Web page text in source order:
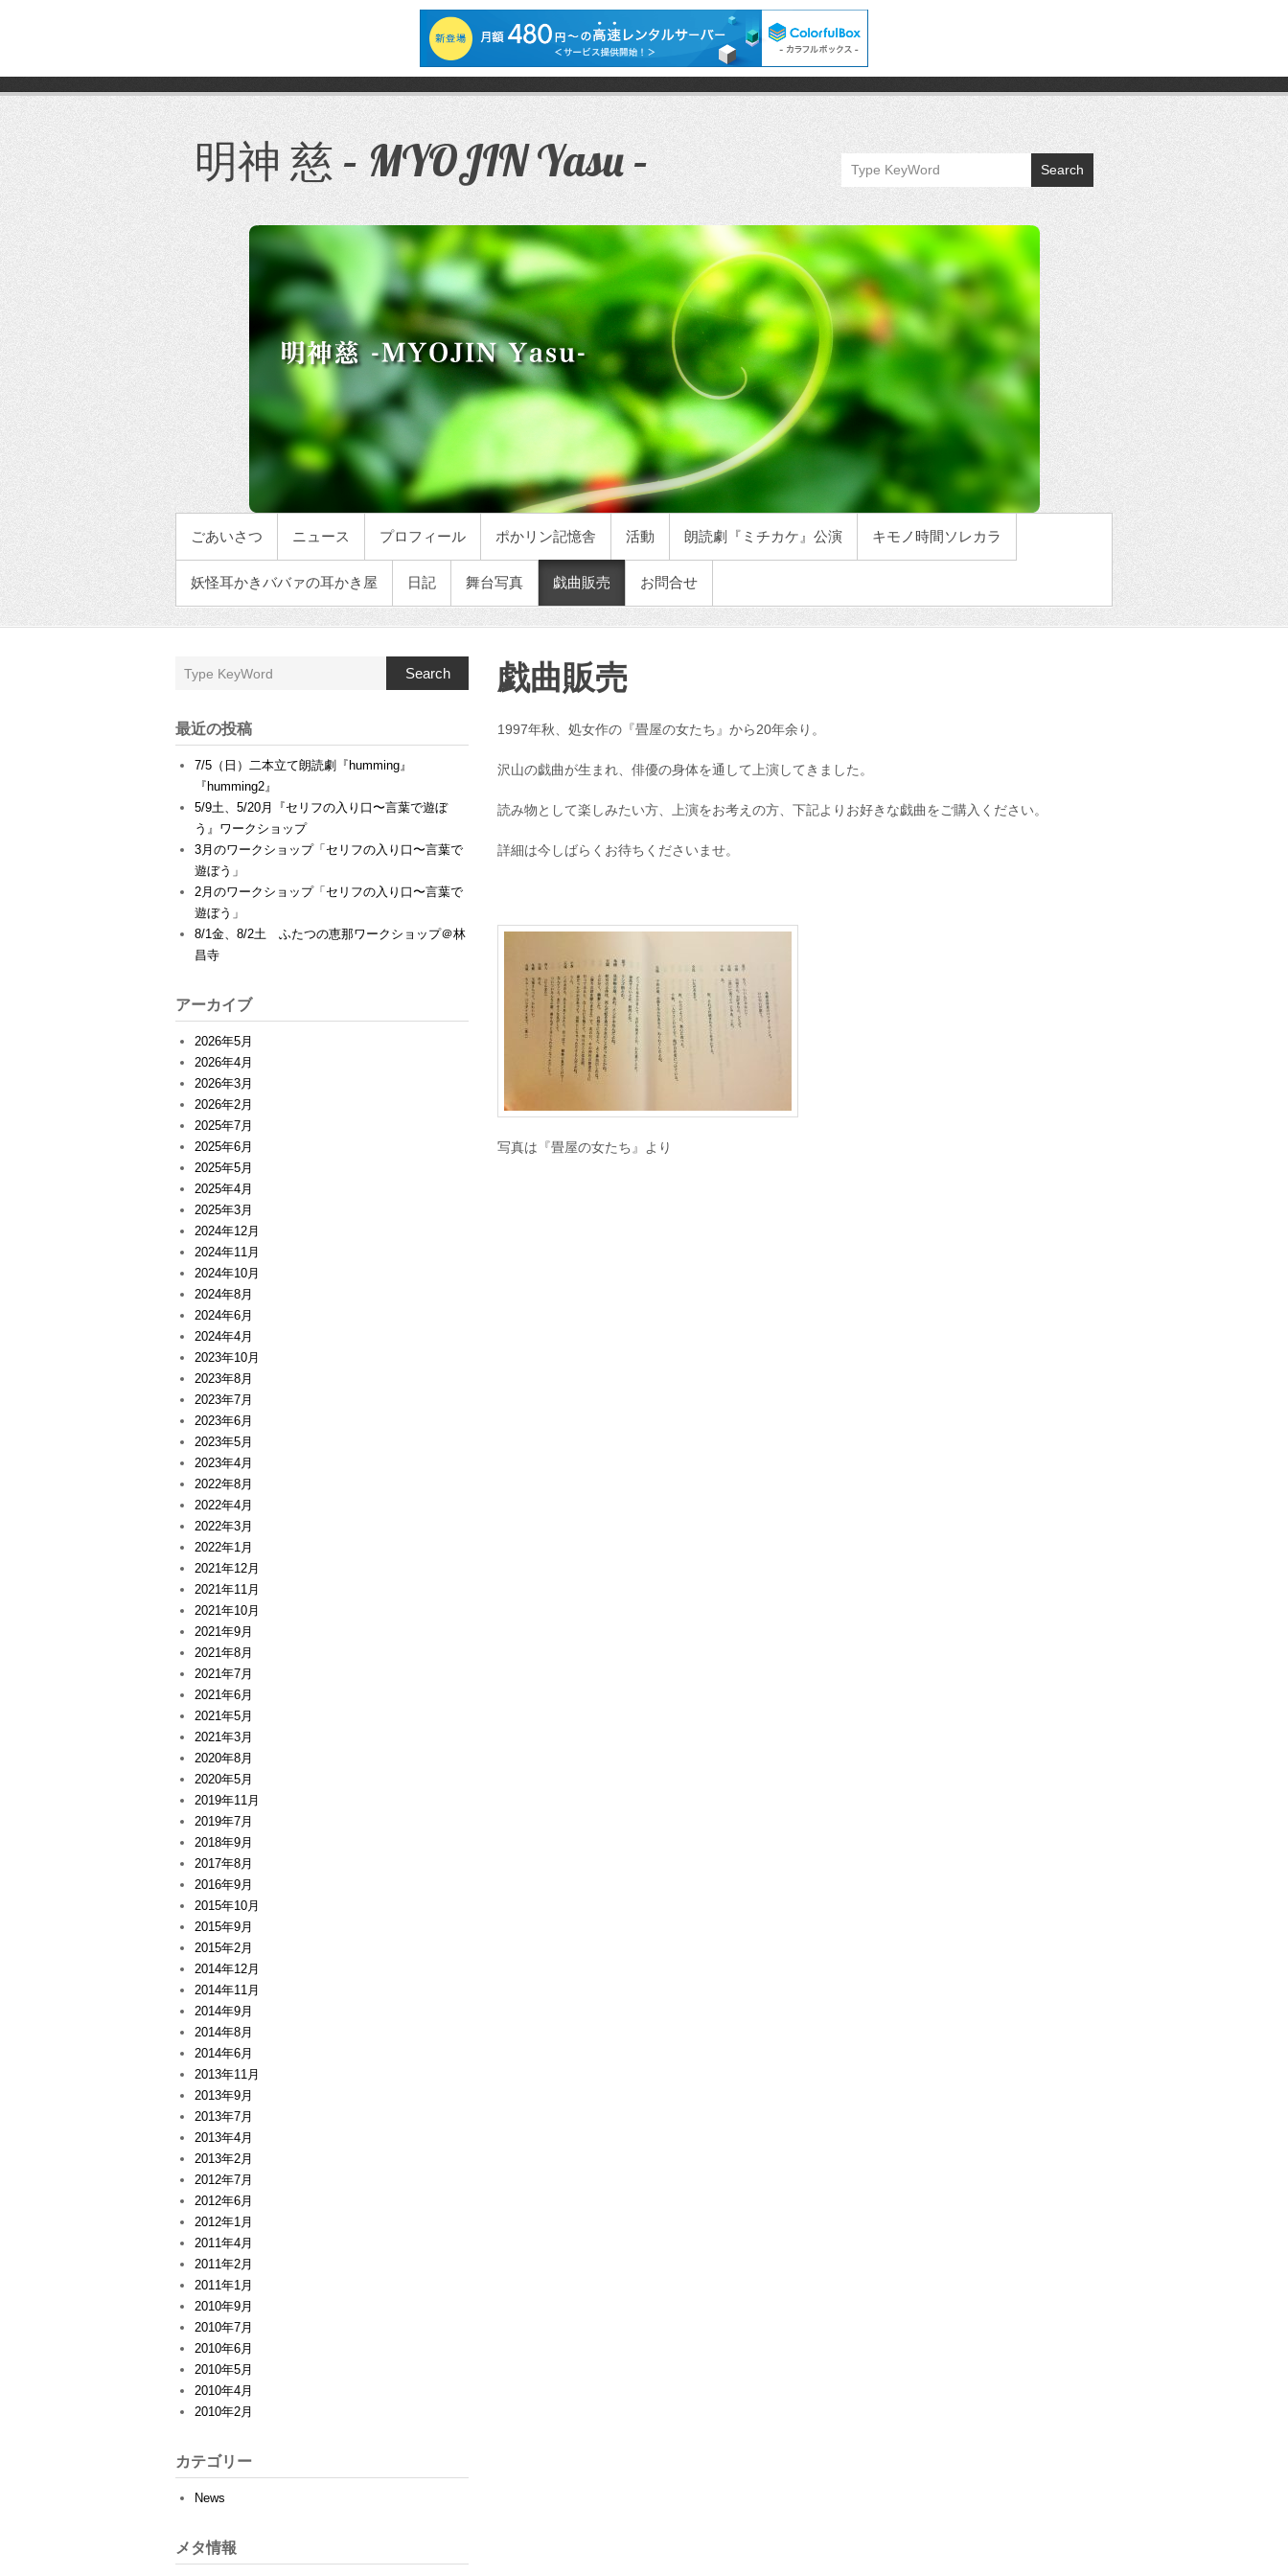
プ
明神 慈 – MYOJIN Yasu – Search
メインメニュー
ごあいさつ ニュース プロフィール ポかリン記憶舎 活動 朗読劇『ミチカケ』公演 キモノ時間ソレカラ
妖怪耳かきババァの耳かき屋 日記 舞台写真 戯曲販売 お問合せ
戯曲販売
1997年秋、処女作の『畳屋の女たち』から20年余り。
沢山の戯曲が生まれ、俳優の身体を通して上演してきました。
読み物として楽しみたい方、上演をお考えの方、下記よりお好きな戯曲をご購入ください。
詳細は今しばらくお待ちくださいませ。
写真は『畳屋の女たち』より
Search
最近の投稿
7/5（日）二本立て朗読劇『humming』
『humming2』
5/9土、5/20月『セリフの入り口〜言葉で遊ぼ
う』ワークショップ
3月のワークショップ「セリフの入り口〜言葉で
遊ぼう」
2月のワークショップ「セリフの入り口〜言葉で
遊ぼう」
8/1金、8/2土 ふたつの恵那ワークショップ＠林
昌寺
アーカイブ
2026年5月
2026年4月
2026年3月
2026年2月
2025年7月
2025年6月
2025年5月
2025年4月
2025年3月
2024年12月
2024年11月
2024年10月
2024年8月
2024年6月
2024年4月
2023年10月
2023年8月
2023年7月
2023年6月
2023年5月
2023年4月
2022年8月
2022年4月
2022年3月
2022年1月
2021年12月
2021年11月
2021年10月
2021年9月
2021年8月
2021年7月
2021年6月
2021年5月
2021年3月
2020年8月
2020年5月
2019年11月
2019年7月
2018年9月
2017年8月
2016年9月
2015年10月
2015年9月
2015年2月
2014年12月
2014年11月
2014年9月
2014年8月
2014年6月
2013年11月
2013年9月
2013年7月
2013年4月
2013年2月
2012年7月
2012年6月
2012年1月
2011年4月
2011年2月
2011年1月
2010年9月
2010年7月
2010年6月
2010年5月
2010年4月
2010年2月
カテゴリー
News
メタ情報